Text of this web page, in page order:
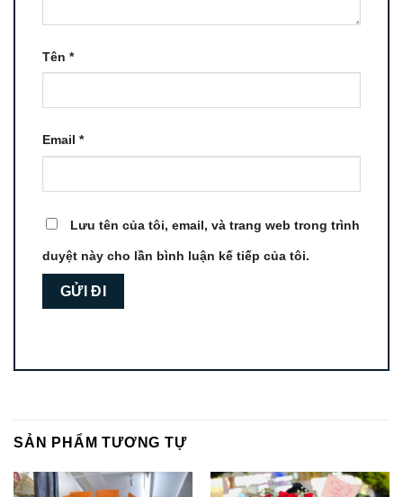
Tên *
Email *
Lưu tên của tôi, email, và trang web trong trình
duyệt này cho lần bình luận kế tiếp của tôi.
SẢN PHẨM TƯƠNG TỰ